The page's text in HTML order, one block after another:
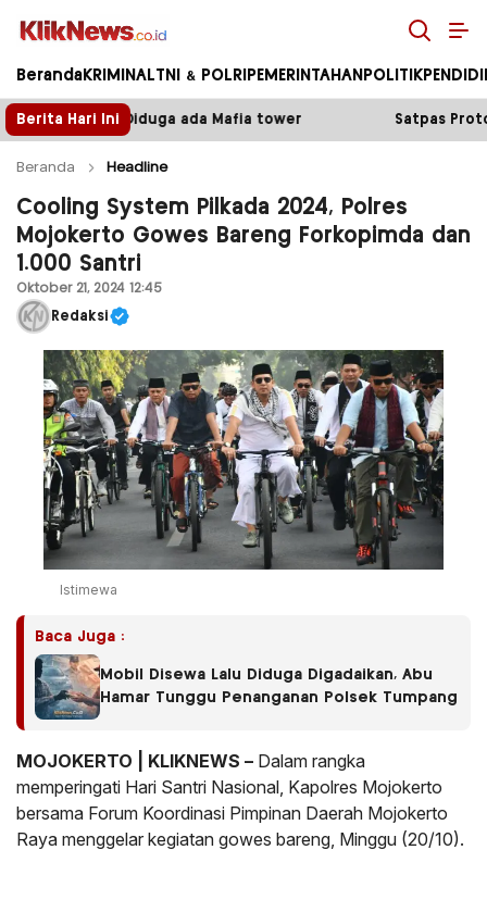
Kliknews.co.id
Beranda KRIMINAL TNI & POLRI PEMERINTAHAN POLITIK
Berita Hari Ini
Mafia tower Satpas Prototype Polres Malang
Beranda Headline
Cooling System Pilkada 2024, Polres
Mojokerto Gowes Bareng Forkopimda dan
1.000 Santri
Oktober 21, 2024 12:45
Redaksi
Istimewa
Baca Juga :
Mobil Disewa Lalu Diduga Digadaikan, Abu
Hamar Tunggu Penanganan Polsek Tumpang
MOJOKERTO | KLIKNEWS – Dalam rangka
memperingati Hari Santri Nasional, Kapolres Mojokerto
bersama Forum Koordinasi Pimpinan Daerah Mojokerto
Raya menggelar kegiatan gowes bareng, Minggu (20/10).